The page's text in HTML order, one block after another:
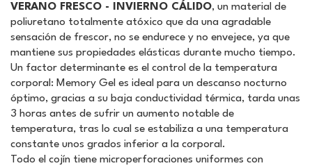
VERANO FRESCO - INVIERNO CÁLIDO, un material de
poliuretano totalmente atóxico que da una agradable
sensación de frescor, no se endurece y no envejece, ya que
mantiene sus propiedades elásticas durante mucho tiempo.
Un factor determinante es el control de la temperatura
corporal: Memory Gel es ideal para un descanso nocturno
óptimo, gracias a su baja conductividad térmica, tarda unas
3 horas antes de sufrir un aumento notable de
temperatura, tras lo cual se estabiliza a una temperatura
constante unos grados inferior a la corporal.
Todo el cojín tiene microperforaciones uniformes con